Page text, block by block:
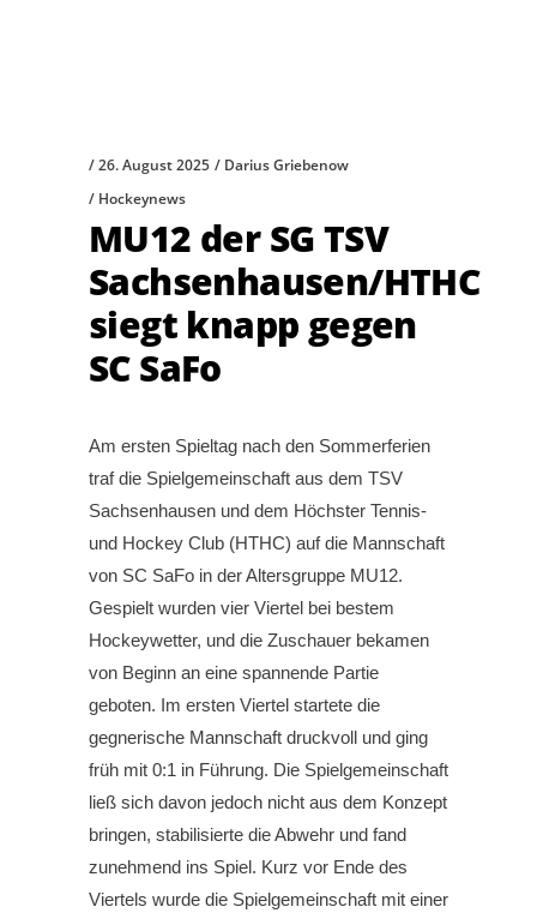
26. August 2025
Darius Griebenow
Hockeynews
MU12 der SG TSV
Sachsenhausen/HTHC
siegt knapp gegen
SC SaFo
Am ersten Spieltag nach den Sommerferien
traf die Spielgemeinschaft aus dem TSV
Sachsenhausen und dem Höchster Tennis-
und Hockey Club (HTHC) auf die Mannschaft
von SC SaFo in der Altersgruppe MU12.
Gespielt wurden vier Viertel bei bestem
Hockeywetter, und die Zuschauer bekamen
von Beginn an eine spannende Partie
geboten. Im ersten Viertel startete die
gegnerische Mannschaft druckvoll und ging
früh mit 0:1 in Führung. Die Spielgemeinschaft
ließ sich davon jedoch nicht aus dem Konzept
bringen, stabilisierte die Abwehr und fand
zunehmend ins Spiel. Kurz vor Ende des
Viertels wurde die Spielgemeinschaft mit einer